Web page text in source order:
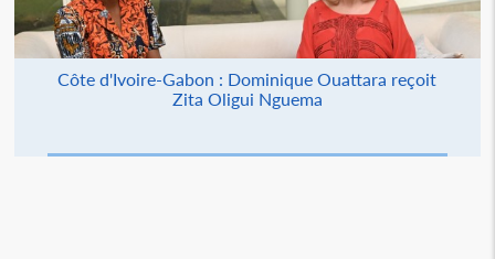
Côte d'Ivoire-Gabon : Dominique Ouattara reçoit
Zita Oligui Nguema